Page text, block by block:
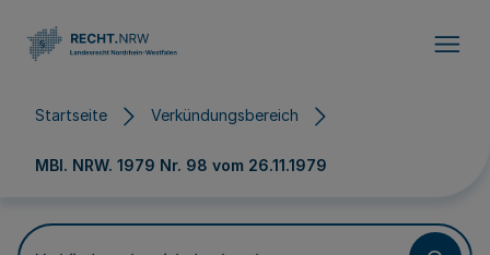
Startseite Verkündungsbereich
MBl. NRW. 1979 Nr. 98 vom 26.11.1979